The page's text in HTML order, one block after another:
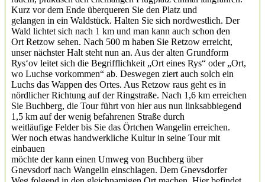
Kurz vor dem Ende überqueren Sie den Platz und
gelangen in ein Waldstück. Halten Sie sich nordwestlich. Der
Wald lichtet sich nach 1 km und man kann auch schon den
Ort Retzow sehen. Nach 500 m haben Sie Retzow erreicht,
unser nächster Halt steht nun an. Aus der alten Grundform
Rys‘ov leitet sich die Begrifflichkeit „Ort eines Rys“ oder „Ort,
wo Luchse vorkommen“ ab. Deswegen ziert auch solch ein
Luchs das Wappen des Ortes. Aus Retzow raus geht es in
nördlicher Richtung auf der Ringstraße. Nach 1,6 km erreichen
Sie Buchberg, die Tour führt von hier aus nun linksabbiegend
1,5 km auf der wenig befahrenen Straße durch
weitläufige Felder bis Sie das Örtchen Wangelin erreichen.
Wer noch etwas handwerkliche Kultur in seine Tour mit
einbauen
möchte der kann einen Umweg von Buchberg über
Gnevsdorf nach Wangelin einschlagen. Dem Gnevsdorfer